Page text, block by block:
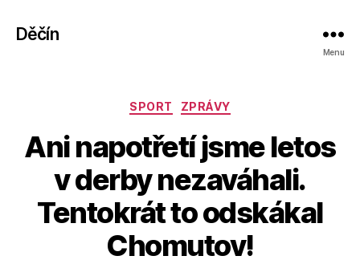
Děčín
Menu
Rubriky
SPORT ZPRÁVY
Ani napotřetí jsme letos
v derby nezaváhali.
Tentokrát to odskákal
Chomutov!
u
t
o